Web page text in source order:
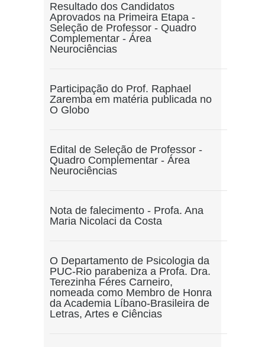
Resultado dos Candidatos
Aprovados na Primeira Etapa -
Seleção de Professor - Quadro
Complementar - Área
Neurociências
Participação do Prof. Raphael
Zaremba em matéria publicada no
O Globo
Edital de Seleção de Professor -
Quadro Complementar - Área
Neurociências
Nota de falecimento - Profa. Ana
Maria Nicolaci da Costa
O Departamento de Psicologia da
PUC-Rio parabeniza a Profa. Dra.
Terezinha Féres Carneiro,
nomeada como Membro de Honra
da Academia Líbano-Brasileira de
Letras, Artes e Ciências